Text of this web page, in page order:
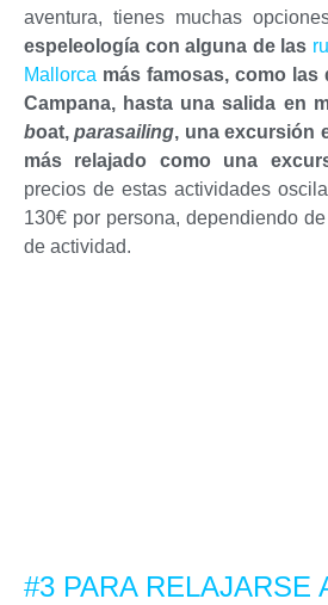
aventura, tienes muchas
espeleología con alguna de las
Mallorca más famosas, como las
Campana, hasta una salida en
boat,parasailing, una excursión
más relajado como una
precios de estas actividades
130€ por persona, dependiendo
de actividad.
#3 PARA RELAJARSE